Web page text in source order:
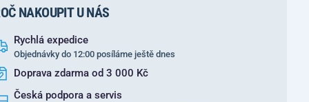
NAKOUPIT U NÁS
Rychlá expedice
Objednávky do 12:00 posíláme ještě dnes
Doprava zdarma od 3 000 Kč
Česká podpora a servis